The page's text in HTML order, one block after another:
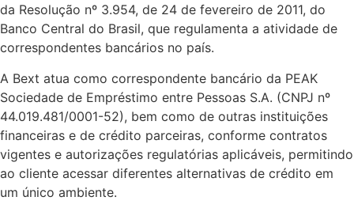
da Resolução nº 3.954, de 24 de fevereiro de 2011, do
Banco Central do Brasil, que regulamenta a atividade de
correspondentes bancários no país.
A Bext atua como correspondente bancário da PEAK
Sociedade de Empréstimo entre Pessoas S.A. (CNPJ nº
44.019.481/0001-52), bem como de outras instituições
financeiras e de crédito parceiras, conforme contratos
vigentes e autorizações regulatórias aplicáveis, permitindo
ao cliente acessar diferentes alternativas de crédito em
um único ambiente.